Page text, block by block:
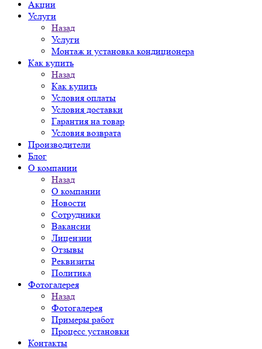
Акции
Услуги
Назад
Услуги
Монтаж и установка кондиционера
Как купить
Назад
Как купить
Условия оплаты
Условия доставки
Гарантия на товар
Условия возврата
Производители
Блог
О компании
Назад
О компании
Новости
Сотрудники
Вакансии
Лицензии
Отзывы
Реквизиты
Политика
Фотогалерея
Назад
Фотогалерея
Примеры работ
Процесс установки
Контакты